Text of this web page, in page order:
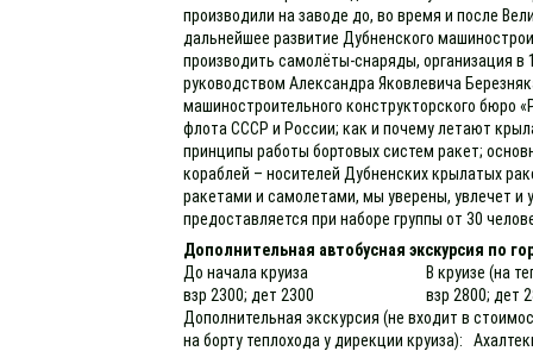
производили на заводе до, во время и после
дальнейшее развитие Дубненского
производить самолёты-снаряды, организация
руководством Александра Яковлевича
машиностроительного конструкторского бюро
флота СССР и России; как и почему летают
принципы работы бортовых систем ракет;
кораблей – носителей Дубненских крылатых
ракетами и самолетами, мы уверены, увлечет и
предоставляется при наборе группы от 30
Дополнительная автобусная экскурсия по
До начала круиза
взр 2300; дет 2300
В круизе (на
взр 2800; дет
Дополнительная экскурсия (не входит в
на борту теплохода у дирекции круиза):